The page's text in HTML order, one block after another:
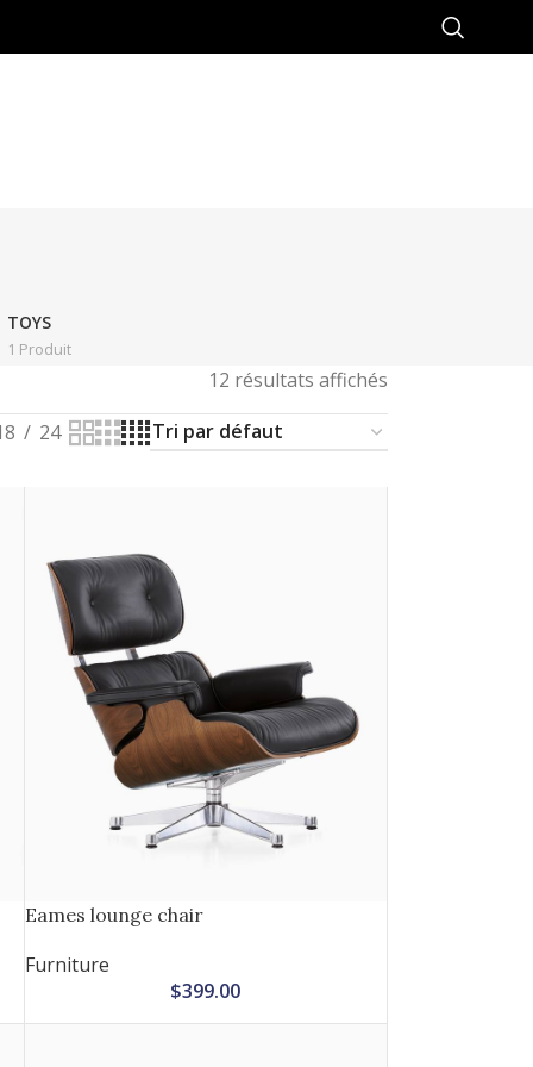
TOYS
1 Produit
12 résultats affichés
24
Eames lounge chair
Furniture
$399.00